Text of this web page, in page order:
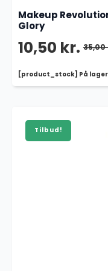
[product_stock] På lager
Makeup
Glory
35,00
Den
oprindelige
var:
35,00 kr..
10,50 kr.
Den
aktuelle
er:
10,50 kr..
Tilbud!